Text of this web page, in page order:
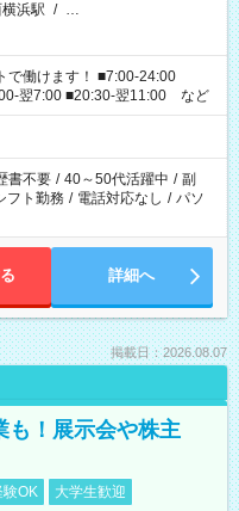
浜駅 / …
で働けます！ ■7:00-24:00
翌7:00 ■20:30-翌11:00 など
書不要 / 40～50代活躍中 / 副
フト勤務 / 電話対応なし / パソ
詳細へ
掲載日：2026.08.07
も！展示会や株主
験OK
大学生歓迎